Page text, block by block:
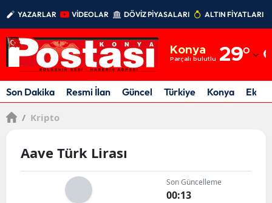
YAZARLAR VİDEOLAR DÖVİZ PİYASALARI ALTIN FİYATLARI
Konya
Parçalı bulutlu 29°
Adıyaman
Afyonkarahisar
Antalya
Son Dakika Resmi İlan Güncel Türkiye Konya
/ Kripto
Aave Türk Lirası
Son Güncelleme
00:13